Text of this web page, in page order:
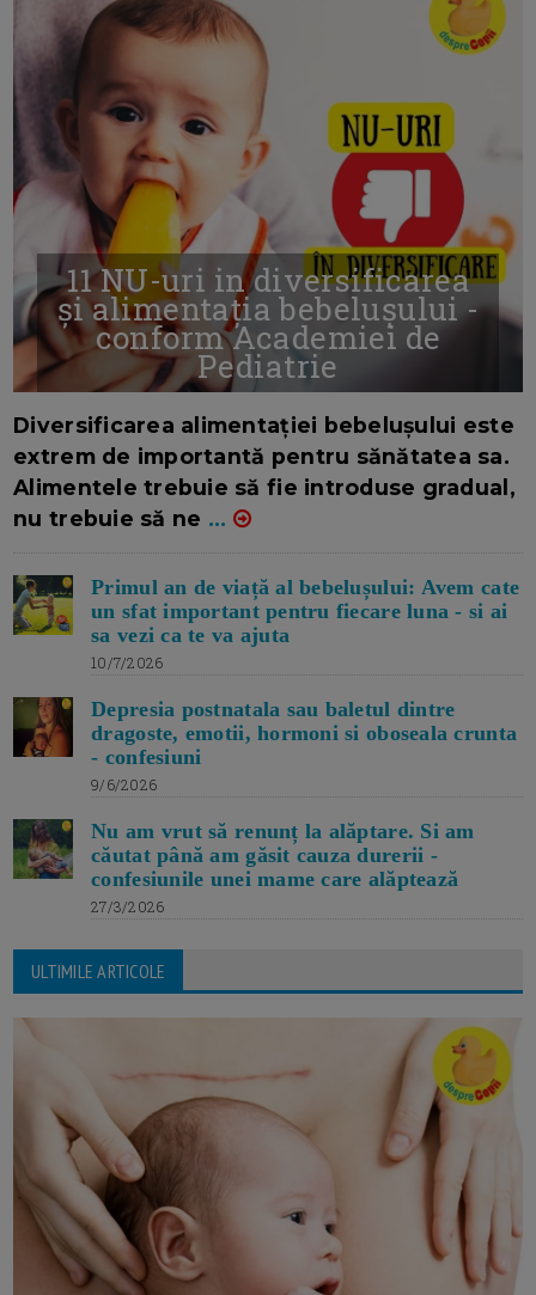
11 NU-uri in diversificarea
și alimentația bebelușului -
conform Academiei de
Pediatrie
Diversificarea alimentației bebelușului este
extrem de importantă pentru sănătatea sa.
Alimentele trebuie să fie introduse gradual,
nu trebuie să ne ...
Primul an de viață al bebelușului: Avem cate
un sfat important pentru fiecare luna - si ai
sa vezi ca te va ajuta
10/7/2026
Depresia postnatala sau baletul dintre
dragoste, emotii, hormoni si oboseala crunta
- confesiuni
9/6/2026
Nu am vrut să renunț la alăptare. Si am
căutat până am găsit cauza durerii -
confesiunile unei mame care alăptează
27/3/2026
ULTIMILE ARTICOLE